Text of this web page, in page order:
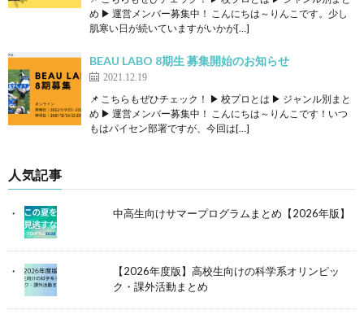
め ▶ 運営メンバー募集中！ こんにちは～りんこです。少し
肌寒い日が続いていますがいかが[…]
BEAU LABO 8期生 募集開始のお知らせ
2021.12.19
📌 こちらもぜひチェック！ ▶ 校プロとは ▶ ジャンル別まと
め ▶ 運営メンバー募集中！ こんにちは～りんこです！いつ
もはパイセン部署ですが、今回は[…]
人気記事
中高生向けサマープログラムまとめ【2026年版】
【2026年度版】高校生向けの科学系オリンピッ
ク・課外活動まとめ